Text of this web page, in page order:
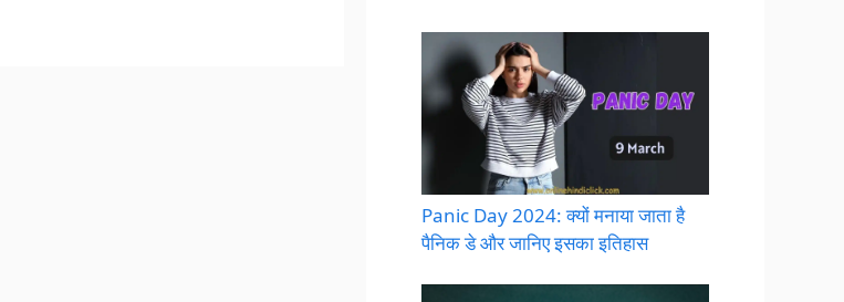
Panic Day 2024: क्यों मनाया जाता है
पैनिक डे और जानिए इसका इतिहास